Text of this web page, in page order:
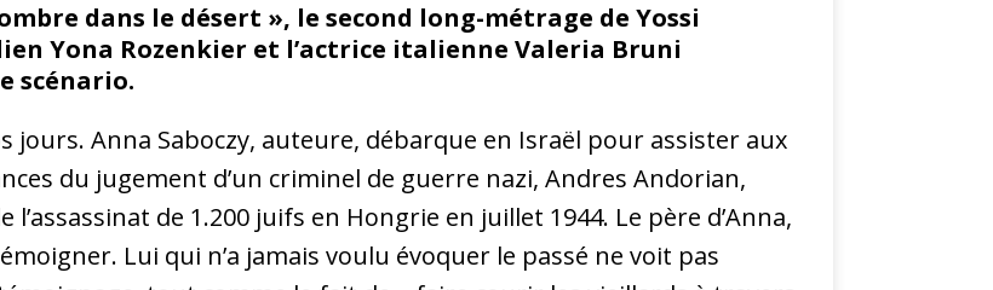
dans le désert », le second long-métrage de Yossi
Yona Rozenkier et l’actrice italienne Valeria Bruni
scénario.
jours. Anna Saboczy, auteure, débarque en Israël pour assister aux
du jugement d’un criminel de guerre nazi, Andres Andorian,
l’assassinat de 1.200 juifs en Hongrie en juillet 1944. Le père d’Anna,
Lui qui n’a jamais voulu évoquer le passé ne voit pas